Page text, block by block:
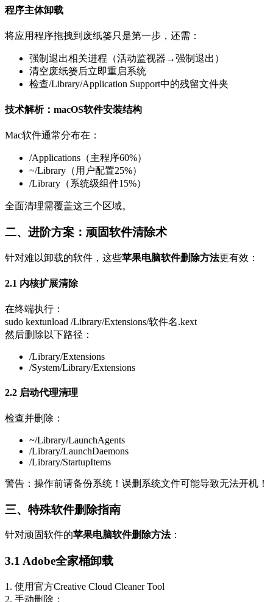
程序主体卸载
将应用程序拖拽到废纸篓只是第一步，还需：
强制退出相关进程（活动监视器→强制退出）
清空废纸篓后立即重启系统
检查/Library/Application Support中的残留文件夹
技术解析：macOS软件安装结构
Mac软件通常分布在：
/Applications（主程序60%）
~/Library（用户配置25%）
/Library（系统级组件15%）
全面清理需覆盖这三个区域。
二、进阶方案：顽固软件清除术
针对难以卸载的软件，这些苹果电脑软件删除方法更有效：
2.1 内核扩展清除
在终端执行：
sudo kextunload /Library/Extensions/软件名.kext
然后删除以下路径：
/Library/Extensions
/System/Library/Extensions
2.2 启动代理清理
检查并删除：
~/Library/LaunchAgents
/Library/LaunchDaemons
/Library/StartupItems
警告：操作前请备份系统！误删系统文件可能导致无法开机！
三、特殊软件删除指南
针对顽固软件的苹果电脑软件删除方法：
3.1 Adobe全家桶卸载
1. 使用官方Creative Cloud Cleaner Tool
2. 手动删除：